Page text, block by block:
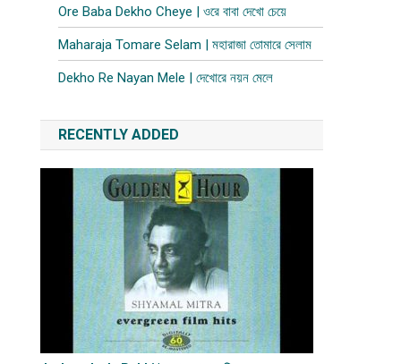
Ore Baba Dekho Cheye | ওরে বাবা দেখো চেয়ে
Maharaja Tomare Selam | মহারাজা তোমারে সেলাম
Dekho Re Nayan Mele | দেখোরে নয়ন মেলে
RECENTLY ADDED